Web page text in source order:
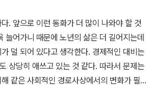
가족들은 쉽게 받아들이지 못한다, 우리는
며 자녀들이 채울 수 없는 노인의 외로움에
이야기이다. 네 번째 이야기인 <개구리 이
남편에게 버림받고 재혼하여서는 계모라는
가지만 결국 치매에 걸려 모든 기억을 잊고
니의 이야기를 읽으면서 “엄마, 늙지 마. 나
금 세대에 얼마나 치매 노인들의 비율이 높
아니다. 자신이 낳은 자식도 싫다고 떠나는
라 가슴이 무너져 내리던 심정을 누가 알까
끝내 어머니라는 소리를 하지 않았던 둘째 아
런 분홍 빛나는 스카프를 아직도 기억하는
탕 울어도 속이 시원하지 않을 거다. 그런 자
나 사랑은 내리사랑이라고 지금은 마냥 젊
모님들이지만 곧 나이를 먹는다는 것, 지금
라게 될 우리들의 도움을 필요로 한다는 것
겠다는 생각을 해봅니다. 지금부터 엄마, 아
, 이해해주고 , 미리미리 속썩이지 않았으면
. <태진아 팬클럽 회장님> 책 속에 등장하시
. 앞으로 이런 동화가 더 많이 나와야 할 것
늘어가니 때문에 노년의 삶은 더 길어지는데
덜 되어 있다고 생각한다. 경제적인 대비는
상당히 애쓰고 있는 것 같다. 따라서 문제는
같은 사회적인 경로사상에서의 변화가 필요